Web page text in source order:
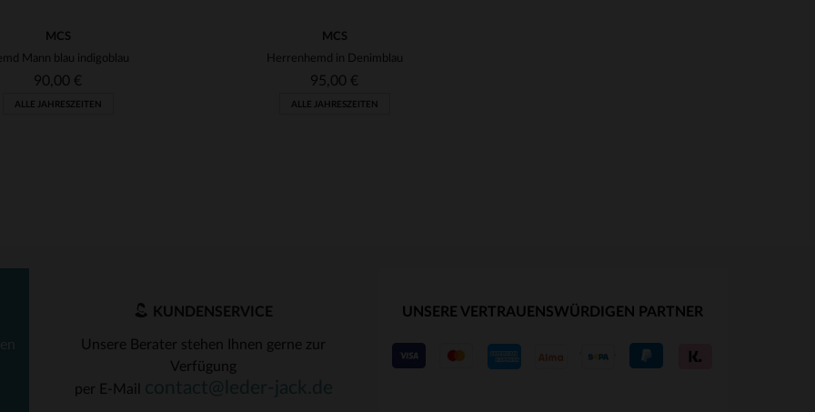
MCS
Mann blau indigoblau
90,00 €
ALLE JAHRESZEITEN
MCS
Herrenhemd in Denimblau
95,00 €
ALLE JAHRESZEITEN
KUNDENSERVICE
Unsere Berater stehen Ihnen gerne zur
Verfügung
per E-Mail
UNSERE VERTRAUENSWÜRDIGEN PARTNER